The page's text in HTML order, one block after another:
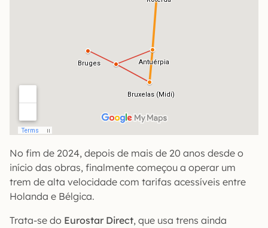
No fim de 2024, depois de mais de 20 anos desde o
início das obras, finalmente começou a operar um
trem de alta velocidade com tarifas acessíveis entre
Holanda e Bélgica.
Trata-se do Eurostar Direct, que usa trens ainda